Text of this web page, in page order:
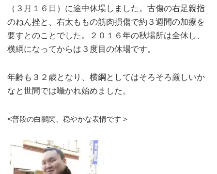
（３月１６日）に途中休場しました。古傷の右足親指
のねん挫と、右太ももの筋肉損傷で約３週間の加療を
要すとのことでした。２０１６年の秋場所は全休し、
横綱になってからは３度目の休場です。
年齢も３２歳となり、横綱としてはそろそろ厳しいか
なと世間では囁かれ始めました。
<普段の白鵬関、穏やかな表情です ＞